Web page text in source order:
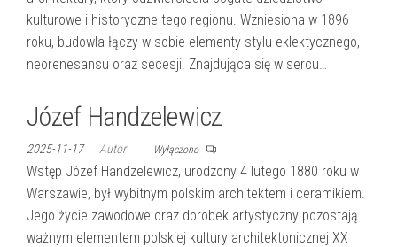
kulturowe i historyczne tego regionu. Wzniesiona w 1896
roku, budowla łączy w sobie elementy stylu eklektycznego,
neorenesansu oraz secesji. Znajdująca się w sercu…
Józef Handzelewicz
2025-11-17 Autor Wyłączono
Wstęp Józef Handzelewicz, urodzony 4 lutego 1880 roku w
Warszawie, był wybitnym polskim architektem i ceramikiem.
Jego życie zawodowe oraz dorobek artystyczny pozostają
ważnym elementem polskiej kultury architektonicznej XX